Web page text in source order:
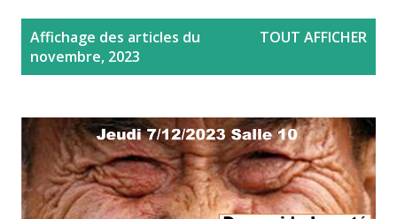
Affichage des articles du
novembre, 2023
TOUT AFFICHER